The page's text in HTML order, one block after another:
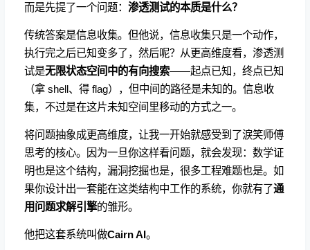
而是先提了一个问题： 渗透测试的本质是什么？
传统答案是信息收集。但他说，信息收集只是一个动作，
执行完之后已知变多了，然后呢？从更高维度看，渗透测
试是无限状态空间中的有向搜索——起点已知，终点已知
（拿 shell、得 flag），但中间的路径是未知的。信息收
集，不过是在这片未知空间里移动的方式之一。
将问题抽象成更高维度，让我一开始就感受到了淚笑师傅
思考的核心。因为一旦你这样看问题，就会发现：数学证
明也是这个结构，漏洞挖掘也是，很多工程难题也是。如
果你设计出一套能在这类结构中工作的系统，你就有了通
用问题求解引擎的雏形。
他把这套系统叫做Cairn AI。